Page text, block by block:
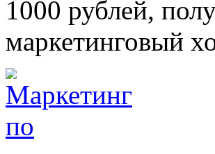
1000 рублей,
маркетинговый